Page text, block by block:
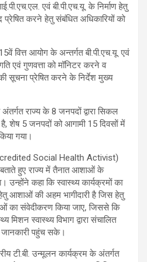
एवं बी.पी.एच.यू. के निर्माण हेतु
करने हेतु संबंधित अधिकारियों को
15वें वित्त आयोग के अन्तर्गत बी.पी.एच.यू. एवं
एवं गुणवत्ता को मॉनिटर करने व
सूचना प्रेषित करने के निर्देश मुख्य
राज्य के 8 जनपदों द्वारा सिकल
शेष 5 जनपदों को आगामी 15 दिवसों में
गया।
Social Health Activist)
बताते हुए राज्य में तैनात आशाओं के
कहा कि स्वास्थ्य कार्यक्रमों का
आशाओं की अहम भागीदारी है जिस हेतु
का संवेदीकरण किया जाए, जिससे कि
स्वास्थ्य विभाग द्वारा संचालित
जानकारी पहुंच सके।
टी.बी. उन्मूलन कार्यक्रम के अंतर्गत